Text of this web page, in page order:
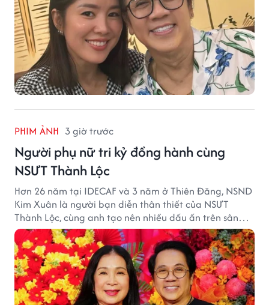
PHIM ẢNH 3 giờ trước
Người phụ nữ tri kỷ đồng hành cùng
NSƯT Thành Lộc
Hơn 26 năm tại IDECAF và 3 năm ở Thiên Đăng, NSND
Kim Xuân là người bạn diễn thân thiết của NSƯT
Thành Lộc, cùng anh tạo nên nhiều dấu ấn trên sân
khấu.